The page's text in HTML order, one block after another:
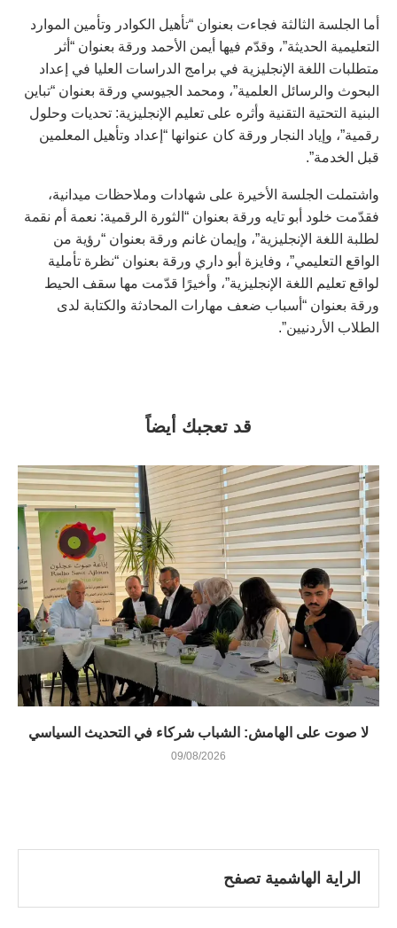
أما الجلسة الثالثة فجاءت بعنوان “تأهيل الكوادر وتأمين الموارد
التعليمية الحديثة”، وقدّم فيها أيمن الأحمد ورقة بعنوان “أثر
متطلبات اللغة الإنجليزية في برامج الدراسات العليا في إعداد
البحوث والرسائل العلمية”، ومحمد الجيوسي ورقة بعنوان “تباين
البنية التحتية التقنية وأثره على تعليم الإنجليزية: تحديات وحلول
رقمية”، وإياد النجار ورقة كان عنوانها “إعداد وتأهيل المعلمين
قبل الخدمة”.
واشتملت الجلسة الأخيرة على شهادات وملاحظات ميدانية،
فقدّمت خلود أبو تايه ورقة بعنوان “الثورة الرقمية: نعمة أم نقمة
لطلبة اللغة الإنجليزية”، وإيمان غانم ورقة بعنوان “رؤية من
الواقع التعليمي”، وفايزة أبو داري ورقة بعنوان “نظرة تأملية
لواقع تعليم اللغة الإنجليزية”، وأخيرًا قدّمت مها سقف الحيط
ورقة بعنوان “أسباب ضعف مهارات المحادثة والكتابة لدى
الطلاب الأردنيين”.
قد تعجبك أيضاً
لا صوت على الهامش: الشباب شركاء في التحديث السياسي
09/08/2026
الراية الهاشمية تصفح